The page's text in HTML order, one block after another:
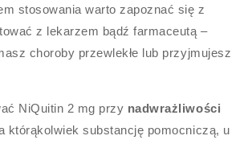
stosowania warto zapoznać się z
z lekarzem bądź farmaceutą –
choroby przewlekłe lub przyjmujesz
NiQuitin 2 mg przy nadwrażliwości
którąkolwiek substancję pomocniczą, u